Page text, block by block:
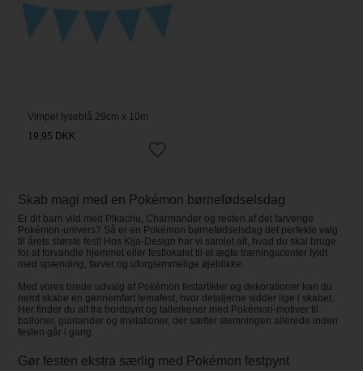
Vimpel lyseblå 29cm x 10m
19,95 DKK
Skab magi med en Pokémon børnefødselsdag
Er dit barn vild med Pikachu, Charmander og resten af det farverige
Pokémon-univers? Så er en Pokémon børnefødselsdag det perfekte valg
til årets største fest! Hos Kija-Design har vi samlet alt, hvad du skal bruge
for at forvandle hjemmet eller festlokalet til et ægte træningscenter fyldt
med spænding, farver og uforglemmelige øjeblikke.
Med vores brede udvalg af Pokémon festartikler og dekorationer kan du
nemt skabe en gennemført temafest, hvor detaljerne sidder lige i skabet.
Her finder du alt fra bordpynt og tallerkener med Pokémon-motiver til
balloner, guirlander og invitationer, der sætter stemningen allerede inden
festen går i gang.
Gør festen ekstra særlig med Pokémon festpynt